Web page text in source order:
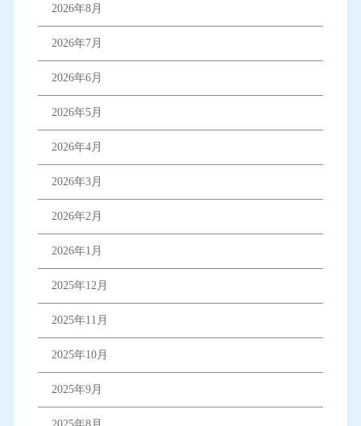
2026年8月
2026年7月
2026年6月
2026年5月
2026年4月
2026年3月
2026年2月
2026年1月
2025年12月
2025年11月
2025年10月
2025年9月